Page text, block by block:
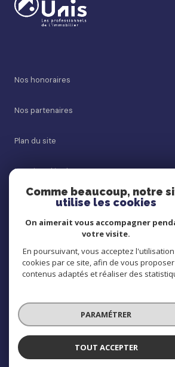
Téméraire
Nos honoraires
Nos partenaires
Plan du site
Mentions légales
Cookies
© 2026 | Tous droits réservés
Réalisé par
Comme beaucoup, notre
utilise les cookies
On aimerait vous accompagner
votre visite.
En poursuivant, vous acceptez
cookies par ce site, afin de vous
contenus adaptés et réaliser des
PARAMÉTRER
TOUT ACCEPTER